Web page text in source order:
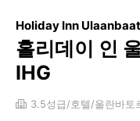
Holiday Inn
홀리데이 인
IHG
3.5성급 호텔 울란바토